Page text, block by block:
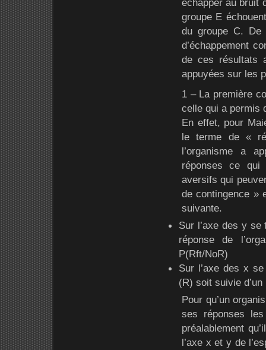
échapper au bruit
groupe E
du groupe C. De
d’échappement
de ces résultats
appuyées sur les
1 – La première
celle qui a permis
En effet, pour
le terme de «
l’organisme a
réponses ce
aversifs qui
de contingence »
suivante.
Sur l’axe des y se
réponse de
P(Rft/NoR)
Sur l’axe des x
(R) soit suivie
Pour qu’un
ses réponses
préalablement
l’axe x et y de